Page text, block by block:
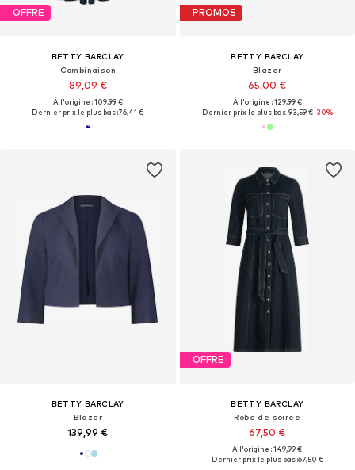
OFFRE
BETTY BARCLAY
Combinaison
89,09 €
À l'origine : 109,99 €
Dernier prix le plus bas :76,41 €
PROMOS
BETTY BARCLAY
Blazer
65,00 €
À l'origine : 129,99 €
Dernier prix le plus bas :93,59 €-30%
BETTY BARCLAY
Blazer
139,99 €
OFFRE
BETTY BARCLAY
Robe de soirée
67,50 €
À l'origine : 149,99 €
Dernier prix le plus bas :67,50 €